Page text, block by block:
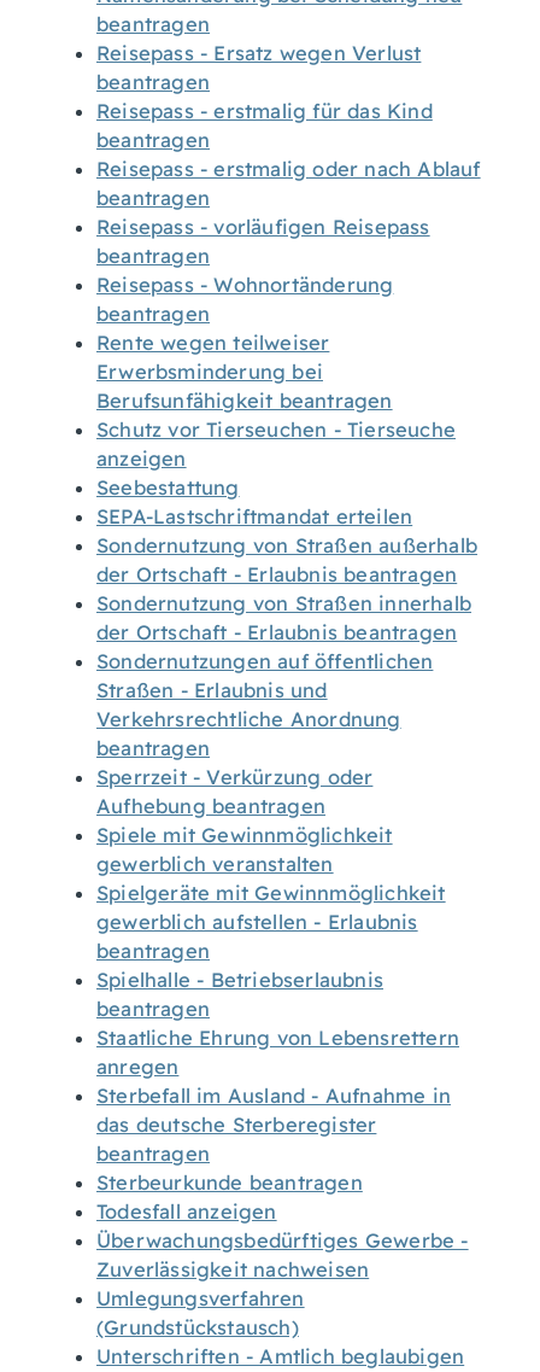
beantragen
Reisepass - Ersatz wegen Verlust
beantragen
Reisepass - erstmalig für das Kind
beantragen
Reisepass - erstmalig oder nach Ablauf
beantragen
Reisepass - vorläufigen Reisepass
beantragen
Reisepass - Wohnortänderung
beantragen
Rente wegen teilweiser
Erwerbsminderung bei
Berufsunfähigkeit beantragen
Schutz vor Tierseuchen - Tierseuche
anzeigen
Seebestattung
SEPA-Lastschriftmandat erteilen
Sondernutzung von Straßen außerhalb
der Ortschaft - Erlaubnis beantragen
Sondernutzung von Straßen innerhalb
der Ortschaft - Erlaubnis beantragen
Sondernutzungen auf öffentlichen
Straßen - Erlaubnis und
Verkehrsrechtliche Anordnung
beantragen
Sperrzeit - Verkürzung oder
Aufhebung beantragen
Spiele mit Gewinnmöglichkeit
gewerblich veranstalten
Spielgeräte mit Gewinnmöglichkeit
gewerblich aufstellen - Erlaubnis
beantragen
Spielhalle - Betriebserlaubnis
beantragen
Staatliche Ehrung von Lebensrettern
anregen
Sterbefall im Ausland - Aufnahme in
das deutsche Sterberegister
beantragen
Sterbeurkunde beantragen
Todesfall anzeigen
Überwachungsbedürftiges Gewerbe -
Zuverlässigkeit nachweisen
Umlegungsverfahren
(Grundstückstausch)
Unterschriften - Amtlich beglaubigen